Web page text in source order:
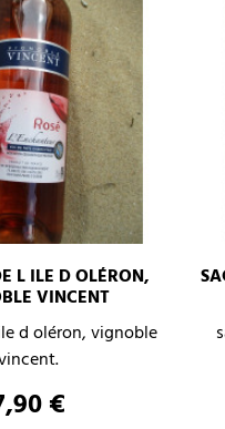
L ILE D OLÉRON,
VINCENT
d oléron, vignoble
€
+
AU PANIER